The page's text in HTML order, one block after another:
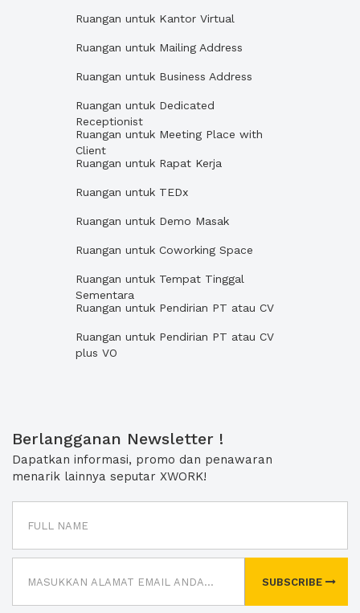
Ruangan untuk Kantor Virtual
Ruangan untuk Mailing Address
Ruangan untuk Business Address
Ruangan untuk Dedicated
Receptionist
Ruangan untuk Meeting Place with
Client
Ruangan untuk Rapat Kerja
Ruangan untuk TEDx
Ruangan untuk Demo Masak
Ruangan untuk Coworking Space
Ruangan untuk Tempat Tinggal
Sementara
Ruangan untuk Pendirian PT atau CV
Ruangan untuk Pendirian PT atau CV
plus VO
Berlangganan Newsletter !
Dapatkan informasi, promo dan penawaran
menarik lainnya seputar XWORK!
SUBSCRIBE